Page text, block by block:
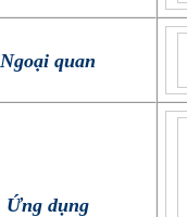
Ngoại quan
Ứng dụng